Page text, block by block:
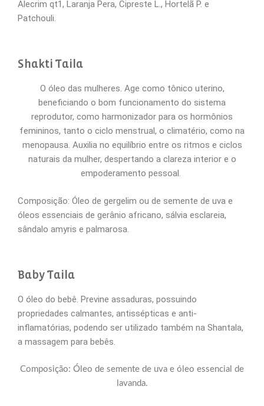
Alecrim qt1, Laranja Pera, Cipreste L., Hortelã P. e
Patchouli.
Shakti Taila
O óleo das mulheres. Age como tônico uterino,
beneficiando o bom funcionamento do sistema
reprodutor, como harmonizador para os hormônios
femininos, tanto o ciclo menstrual, o climatério, como na
menopausa. Auxilia no equilíbrio entre os ritmos e ciclos
naturais da mulher, despertando a clareza interior e o
empoderamento pessoal.
Composição: Óleo de gergelim ou de semente de uva e
óleos essenciais de gerânio africano, sálvia esclareia,
sândalo amyris e palmarosa.
Baby Taila
O óleo do bebê. Previne assaduras, possuindo
propriedades calmantes, antissépticas e anti-
inflamatórias, podendo ser utilizado também na Shantala,
a massagem para bebês.
Composição: Óleo de semente de uva e óleo essencial de
lavanda.